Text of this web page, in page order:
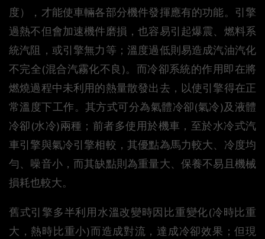
度），才能使車輛各部分機件發揮應有的功能。引擎
過熱不但會加速機件磨損，也容易引起爆震、燃料系
統汽阻，或引擎無力等；溫度過低則易造成汽油汽化
不完全(混合汽霧化不良)。而冷卻系統的作用即在將
燃燒過程中未利用的熱量散發出去，以使引擎得在正
常溫度下工作。其方式可分為氣體冷卻(氣冷)及液體
冷卻(水冷)兩種；前者多使用於機車，至於水冷式汽
車引擎與氣冷引擎相較，其優點為馬力較大、冷度均
勻、噪音小，而其缺點則為重量大、保養不易且機械
損耗也較大。
舊式引擎多半利用水溫改變時因比重變化(冷時比重
大，熱時比重小)而造成對流，達成冷卻效果；但現